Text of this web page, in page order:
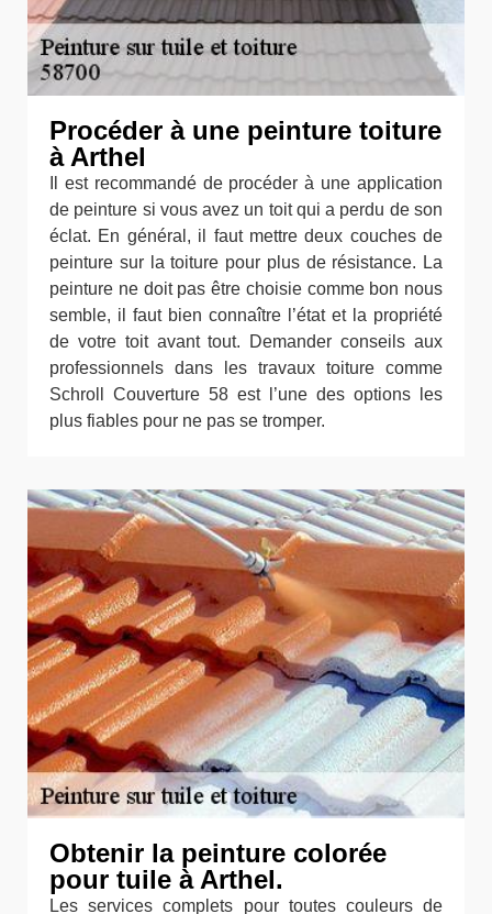
Procéder à une peinture toiture
à Arthel
Il est recommandé de procéder à une application
de peinture si vous avez un toit qui a perdu de son
éclat. En général, il faut mettre deux couches de
peinture sur la toiture pour plus de résistance. La
peinture ne doit pas être choisie comme bon nous
semble, il faut bien connaître l’état et la propriété
de votre toit avant tout. Demander conseils aux
professionnels dans les travaux toiture comme
Schroll Couverture 58 est l’une des options les
plus fiables pour ne pas se tromper.
Obtenir la peinture colorée
pour tuile à Arthel.
Les services complets pour toutes couleurs de